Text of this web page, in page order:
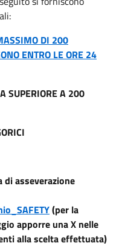
DI 200
ENTRO LE ORE 24
SUPERIORE A 200
di asseverazione
(per la
apporre una X nelle
alla scelta effettuata)